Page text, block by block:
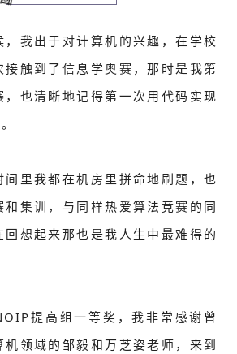
我出于对计算机的兴趣，在学校
接触到了信息学奥赛，那时是我第
也清晰地记得第一次用代码实现
里我都在机房里拼命地刷题，也
集训，与同样热爱算法竞赛的同
想起来那也是我人生中最难得的
提高组一等奖，我非常感谢曾
领域的邹毅和万芝姿老师，来到